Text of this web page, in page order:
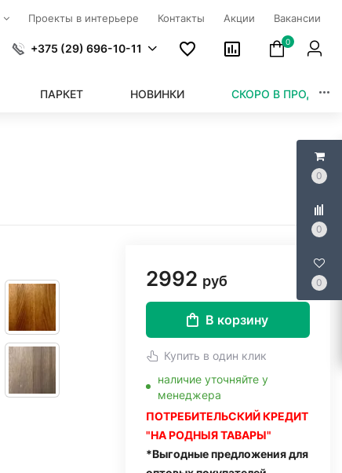
0
0
0
Проекты в интерьере Контакты Акции Вакансии
+375 (29) 696-10-11
0
ПАРКЕТ НОВИНКИ СКОРО В ПРОДАЖЕ
2992 руб
В корзину
Купить в один клик
наличие уточняйте у
менеджера
ПОТРЕБИТЕЛЬСКИЙ КРЕДИТ
"НА РОДНЫЯ ТАВАРЫ"
*Выгодные предложения для